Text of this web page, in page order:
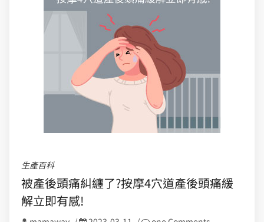
生產百科
被產後頭痛糾纏了?按摩4穴道產後頭痛緩
解立即有感!